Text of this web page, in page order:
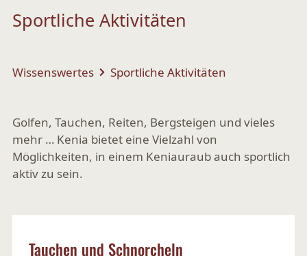
Sportliche Aktivitäten
Wissenswertes Sportliche Aktivitäten
Golfen, Tauchen, Reiten, Bergsteigen und vieles
mehr … Kenia bietet eine Vielzahl von
Möglichkeiten, in einem Keniauraub auch sportlich
aktiv zu sein.
Tauchen und Schnorcheln